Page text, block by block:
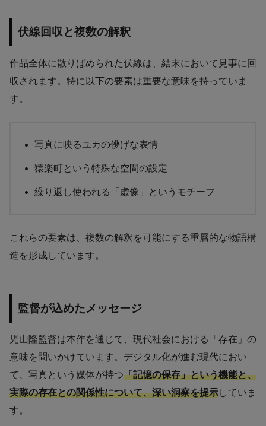
伏線回収と複数の解釈
作品全体に散りばめられた伏線は、結末において見事に回
収されます。特に以下の要素は重要な意味を持っていま
す。
写真に映るユカの儚げな表情
猿楽町という特殊な空間の設定
繰り返し使われる「虚像」というモチーフ
これらの要素は、複数の解釈を可能にする重層的な物語構
造を形成しています。
監督が込めたメッセージ
児山隆監督は本作を通じて、現代社会における「存在」の
意味を問いかけています。デジタル化が進む現代におい
て、写真という媒体が持つ「記憶の保存」という機能と、
実際の存在との関係性について、深い洞察を提示していま
す。